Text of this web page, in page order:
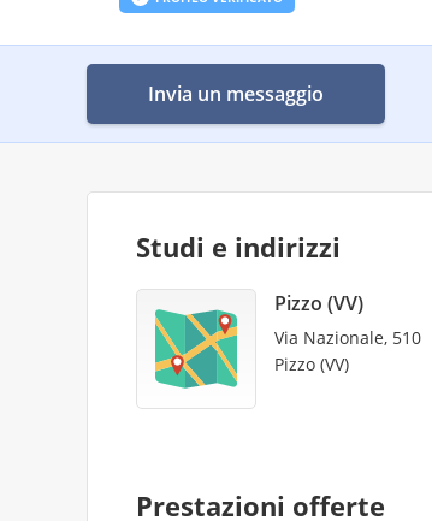
Invia un messaggio
Studi e indirizzi
Pizzo (VV)
Via Nazionale, 510
Pizzo (VV)
Prestazioni offerte